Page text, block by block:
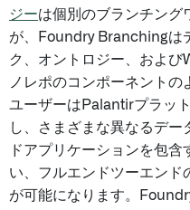
ジーは個別のブランチング
が、Foundry Branchingは
ク、オントロジー、およ
ノレポのコンポーネントの
ユーザーはPalantirプラッ
し、さまざまな異なるデ
ドアプリケーションを包
い、フルエンドツーエンド
が可能になります。